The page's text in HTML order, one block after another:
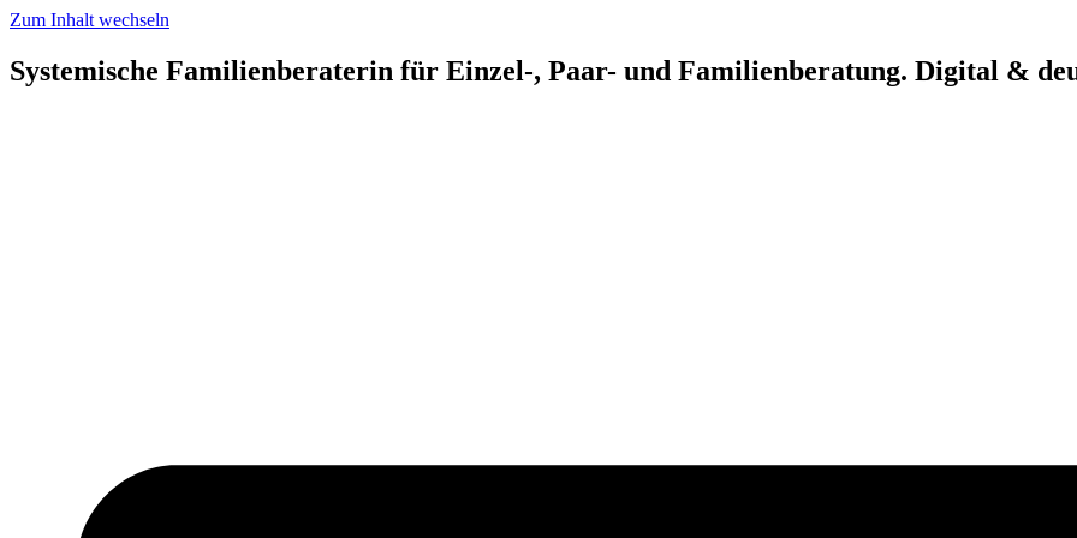
Zum Inhalt wechseln
Systemische Familienberaterin für Einzel-, Paar- und Familienberatung. Digital &